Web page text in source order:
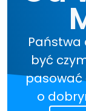
Państwa
być
pasować
o